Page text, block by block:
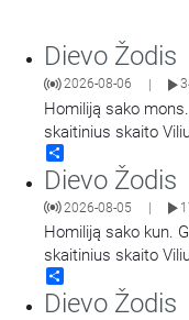
Dievo Žodis
2026-08-06
Homiliją sako
skaitinius skaito
Dievo Žodis
2026-08-05
Homiliją sako kun.
skaitinius skaito
Dievo Žodis